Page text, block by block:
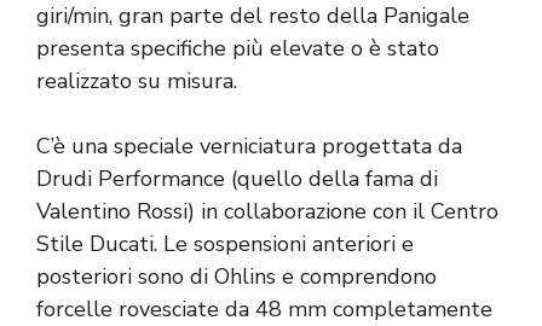
giri/min, gran parte del resto della Panigale
presenta specifiche più elevate o è stato
realizzato su misura.
C’è una speciale verniciatura progettata da
Drudi Performance (quello della fama di
Valentino Rossi) in collaborazione con il Centro
Stile Ducati. Le sospensioni anteriori e
posteriori sono di Ohlins e comprendono
forcelle rovesciate da 48 mm completamente